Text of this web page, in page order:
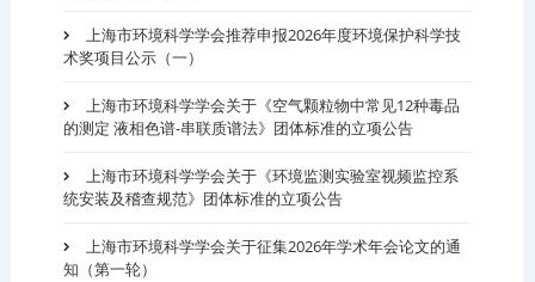
上海市环境科学学会推荐申报2026年度环境保护科学技
术奖项目公示（一）
上海市环境科学学会关于《空气颗粒物中常见12种毒品
的测定 液相色谱-串联质谱法》团体标准的立项公告
上海市环境科学学会关于《环境监测实验室视频监控系
统安装及稽查规范》团体标准的立项公告
上海市环境科学学会关于征集2026年学术年会论文的通
知（第一轮）